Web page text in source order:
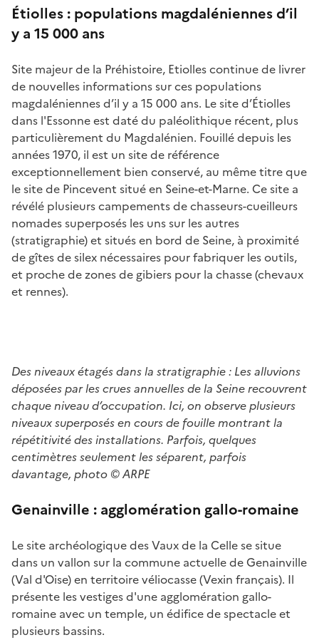
Étiolles : populations magdaléniennes d’il
y a 15 000 ans
Site majeur de la Préhistoire, Etiolles continue de livrer
de nouvelles informations sur ces populations
magdaléniennes d’il y a 15 000 ans. Le site d’Étiolles
dans l'Essonne est daté du paléolithique récent, plus
particulièrement du Magdalénien. Fouillé depuis les
années 1970, il est un site de référence
exceptionnellement bien conservé, au même titre que
le site de Pincevent situé en Seine-et-Marne. Ce site a
révélé plusieurs campements de chasseurs-cueilleurs
nomades superposés les uns sur les autres
(stratigraphie) et situés en bord de Seine, à proximité
de gîtes de silex nécessaires pour fabriquer les outils,
et proche de zones de gibiers pour la chasse (chevaux
et rennes).
Des niveaux étagés dansla stratigraphie : Les alluvions
déposées par les crues annuelles de la Seine recouvrent
chaque niveau d’occupation. Ici, on observe plusieurs
niveaux superposés en cours de fouille montrant la
répétitivité des installations. Parfois, quelques
centimètres seulement les séparent, parfois
davantage, photo © ARPE
Genainville : agglomération gallo-romaine
Le site archéologique des Vaux de la Celle se situe
dans un vallon sur la commune actuelle de Genainville
(Val d'Oise) en territoire véliocasse (Vexin français). Il
présente les vestiges d'une agglomération gallo-
romaine avec un temple, un édifice de spectacle et
plusieurs bassins.